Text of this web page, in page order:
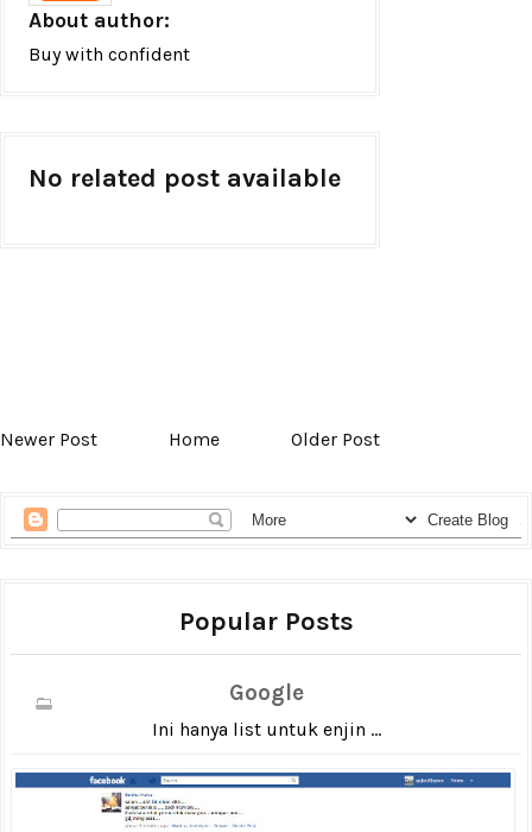
About author:
Buy with confident
No related post available
Newer Post Home Older Post
Popular Posts
Google
Ini hanya list untuk enjin ...